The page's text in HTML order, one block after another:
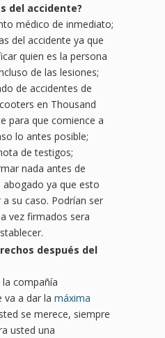
del accidente?
médico de inmediato;
del accidente ya que
quien es la persona
de las lesiones;
de accidentes de
en Thousand
para que comience a
lo antes posible;
de testigos;
nada antes de
ya que esto
su caso. Podrían ser
vez firmados sera
después del
compañía
va a dar la máxima
se merece, siempre
usted una